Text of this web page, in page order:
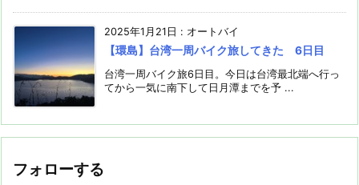
2025年1月21日 : オートバイ
【環島】台湾一周バイク旅してきた 6日目
台湾一周バイク旅6日目。今日は台湾最北端へ行っ
てから一気に南下して日月潭までを予 ...
フォローする